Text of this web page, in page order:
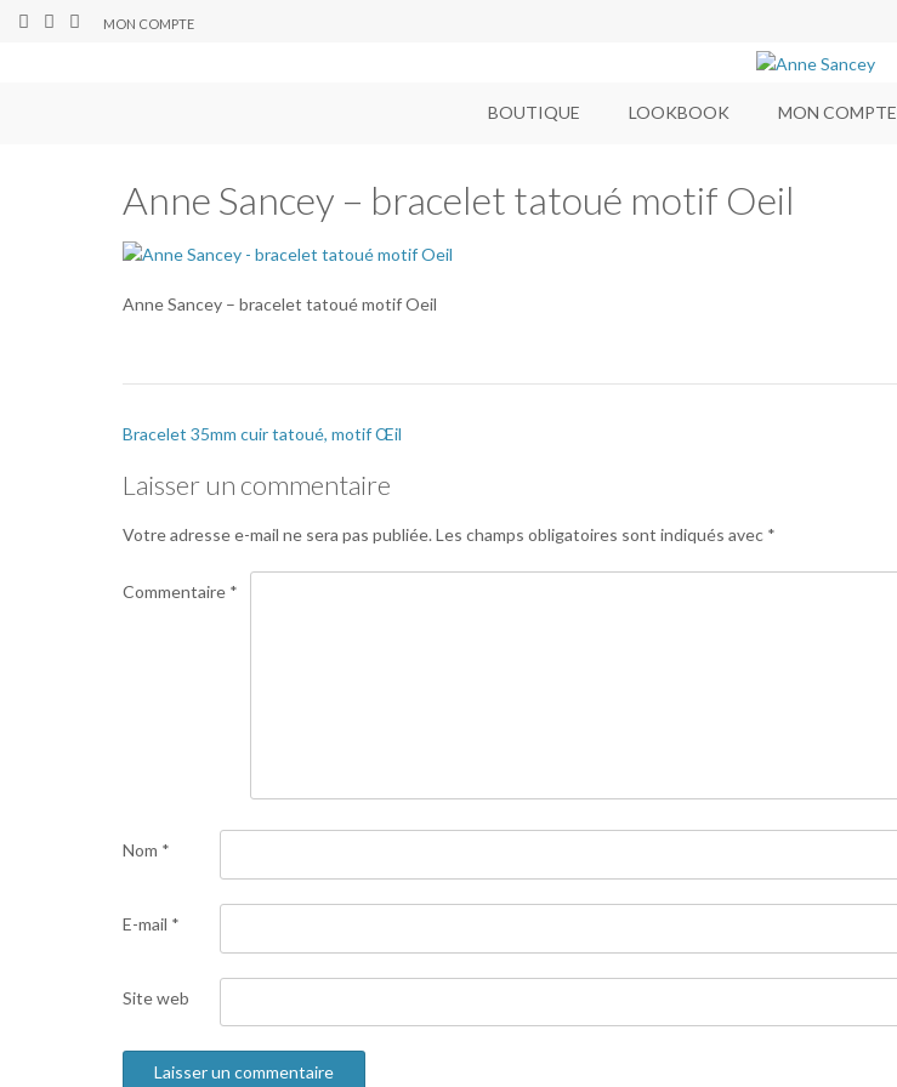
MON COMPTE
BOUTIQUE LOOKBOOK MON COMPTE
Anne Sancey – bracelet tatoué motif Oeil
Anne Sancey – bracelet tatoué motif Oeil
Bracelet 35mm cuir tatoué, motif Œil
Laisser un commentaire
Votre adresse e-mail ne sera pas publiée. Les champs obligatoires sont indiqués avec *
Commentaire *
Nom *
E-mail *
Site web